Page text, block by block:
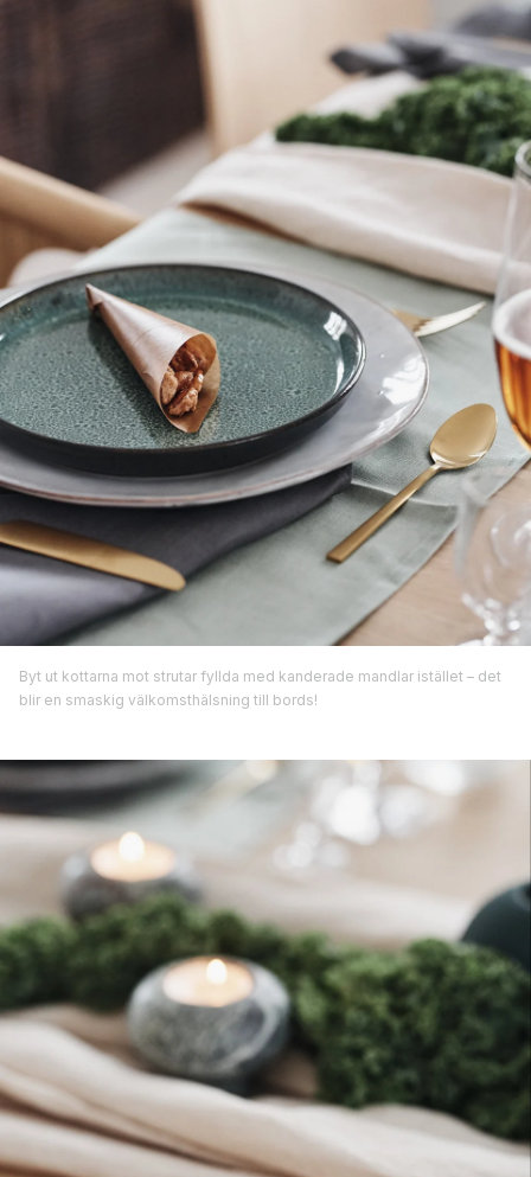
Byt ut kottarna mot strutar fyllda med kanderade mandlar istället – det
blir en smaskig välkomsthälsning till bords!